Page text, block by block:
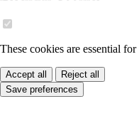
These cookies are essential
Accept all
Reject all
Save preferences